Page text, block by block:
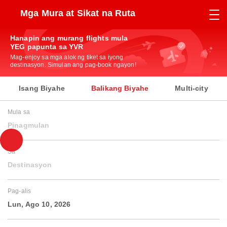
Mga Mura at Sikat na Ruta
Hanapin ang murang flights mula
YEG papunta sa YVR
Mag-enjoy sa mga alok ng tiket sa iyong
destinasyon. Simulan ang pag-book ngayon!
Isang Biyahe Balikang Biyahe Multi-city
Mula sa
Pinagmulan
Sa
Destinasyon
Pag-alis
Lun, Ago 10, 2026